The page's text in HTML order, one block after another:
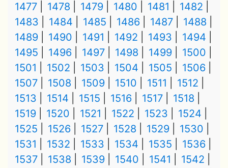
1477
1478 1479 1480 1481
1482
1483
1484 1485 1486 1487
1488
1489
1490 1491 1492 1493
1494
1495
1496 1497 1498 1499
1500
1501
1502 1503 1504 1505
1506
1507
1508 1509 1510 1511
1512
1513
1514 1515 1516 1517
1518
1519
1520 1521 1522 1523
1524
1525
1526 1527 1528 1529
1530
1531
1532 1533 1534 1535
1536
1537
1538 1539 1540 1541
1542